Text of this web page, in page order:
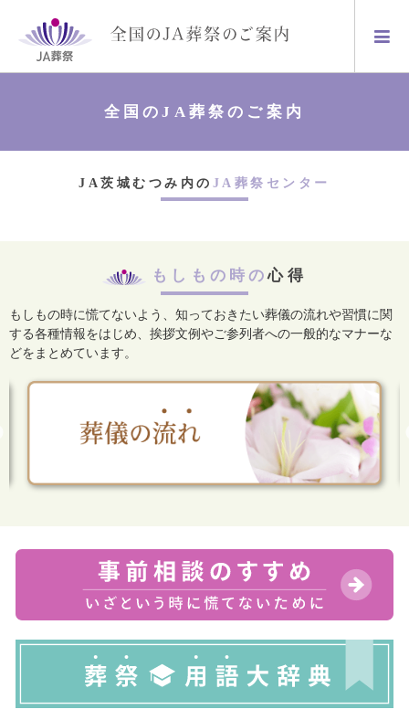
全国のJA葬祭のご案内
JA茨城むつみ内の JA葬祭センター
もしもの時の心得
もしもの時に慌てないよう、知っておきたい葬儀の流れや習慣に関
する各種情報をはじめ、 挨拶文例やご参列者への一般的なマナーな
どをまとめています。